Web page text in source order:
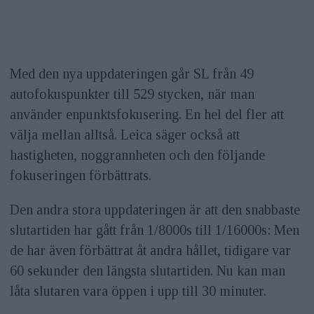
Med den nya uppdateringen går SL från 49
autofokuspunkter till 529 stycken, när man
använder enpunktsfokusering. En hel del fler att
välja mellan alltså. Leica säger också att
hastigheten, noggrannheten och den följande
fokuseringen förbättrats.
Den andra stora uppdateringen är att den snabbaste
slutartiden har gått från 1/8000s till 1/16000s: Men
de har även förbättrat åt andra hållet, tidigare var
60 sekunder den längsta slutartiden. Nu kan man
låta slutaren vara öppen i upp till 30 minuter.